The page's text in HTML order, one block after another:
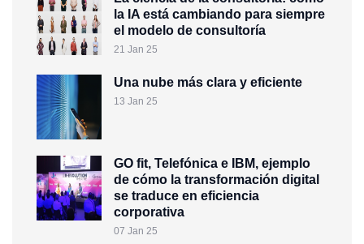
la IA está cambiando para siempre
el modelo de consultoría
21 Jan 25
Una nube más clara y eficiente
13 Jan 25
GO fit, Telefónica e IBM, ejemplo
de cómo la transformación digital
se traduce en eficiencia
corporativa
07 Jan 25